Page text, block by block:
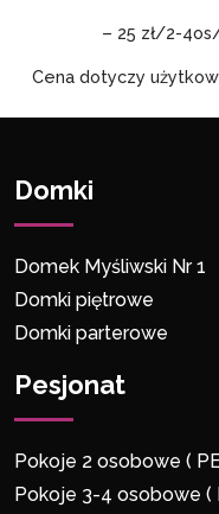
– 25 zł/2-
Cena dotyczy
Domki
Domek Myśliwski Nr 1
Domki piętrowe
Domki parterowe
Pesjonat
Pokoje 2 osobowe (
Pokoje 3-4 osobowe (